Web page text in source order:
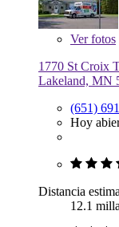
Verfotos
1770 St Croix
Lakeland, MN
(651)
Hoy
Distancia
12.1